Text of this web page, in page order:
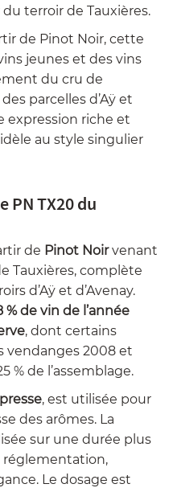
terroir de Tauxières.
de Pinot Noir, cette
jeunes et des vins
du cru de
parcelles d’Aÿ et
expression riche et
au style singulier
PN TX20 du
de Pinot Noirvenant
Tauxières, complète
d’Aÿ et d’Avenay.
% de vin de l’année
, dont certains
vendanges 2008 et
% de l’assemblage.
, est utilisée pour
des arômes. La
sur une durée plus
réglementation,
Le dosage est